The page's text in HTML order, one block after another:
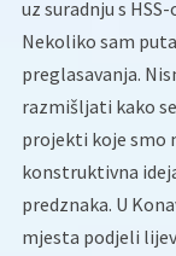
uz suradnju s
Nekoliko sam
preglasavanja.
razmišljati kako
projekti koje smo
konstruktivna
predznaka. U
mjesta podjeli